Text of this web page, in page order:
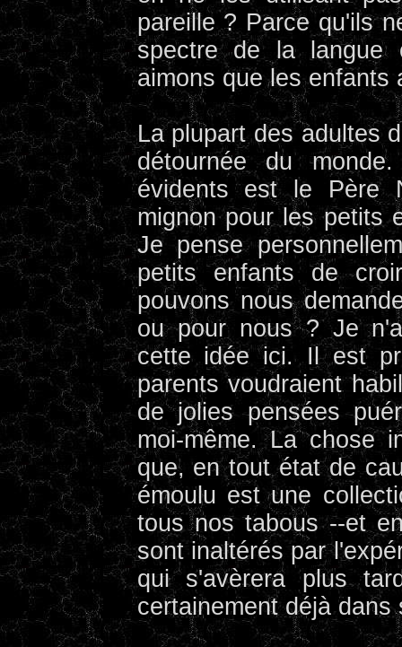
pareille ? Parce qu'ils
spectre de la langue
aimons que les enfants
La plupart des adultes
détournée du
évidents est le Père
mignon pour les petits
Je pense
petits enfants de
pouvons nous
ou pour nous ? Je
cette idée ici. Il est
parents voudraient
de jolies pensées
moi-même. La chose
que, en tout état de
émoulu est une
tous nos tabous --et
sont inaltérés par
qui s'avèrera plus
certainement déjà dans